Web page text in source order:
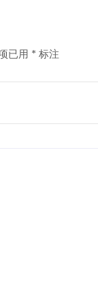
已用 * 标注